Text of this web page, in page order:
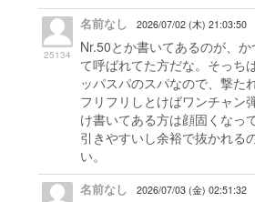
25134
名前なし 2026/07/02 (木) 21:03:50
Nr.50とか書いてあるのが、
て呼ばれてた方だな。そっち
ッパスパのスパなので、撃た
フリフリしとけばワンチャ
け書いてある方は顔固くなっ
引きやすいし余裕で抜かれる
い。
名前なし 2026/07/03 (金) 02:51:32